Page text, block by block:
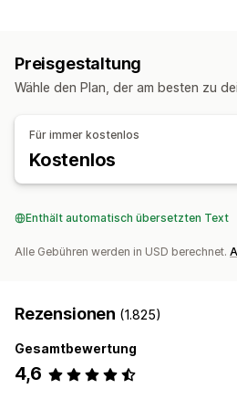
Kohortenanalyse
KI-Einblicke
Marketingattribution
ROAS
Kaufverfolgung
Abgebrochener Warenkorb
Bildmaterial und Berichte
Benutzerdefinierte Dashboards
Historische Analyse
Preisgestaltung
Wähle den Plan, der am besten zu
Für immer kostenlos
Kostenlos
Enthält automatisch übersetzten Text
Alle Gebühren werden in USD berechnet.
Rezensionen (1.825)
Gesamtbewertung
4,6